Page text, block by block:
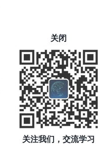
关闭
关注我们，交流学习